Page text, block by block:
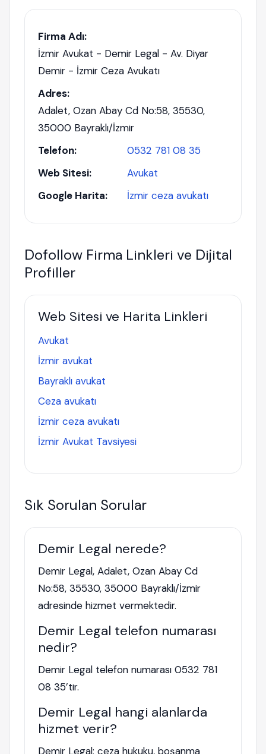
Firma Adı:
İzmir Avukat - Demir Legal - Av. Diyar
Demir - İzmir Ceza Avukatı
Adres:
Adalet, Ozan Abay Cd No:58, 35530,
35000 Bayraklı/İzmir
Telefon:
0532 781 08 35
Web Sitesi:
Avukat
Google Harita:
İzmir ceza avukatı
Dofollow Firma Linkleri ve Dijital
Profiller
Web Sitesi ve Harita Linkleri
Avukat
İzmir avukat
Bayraklı avukat
Ceza avukatı
İzmir ceza avukatı
İzmir Avukat Tavsiyesi
Sık Sorulan Sorular
Demir Legal nerede?
Demir Legal, Adalet, Ozan Abay Cd
No:58, 35530, 35000 Bayraklı/İzmir
adresinde hizmet vermektedir.
Demir Legal telefon numarası
nedir?
Demir Legal telefon numarası 0532 781
08 35’tir.
Demir Legal hangi alanlarda
hizmet verir?
Demir Legal; ceza hukuku, boşanma